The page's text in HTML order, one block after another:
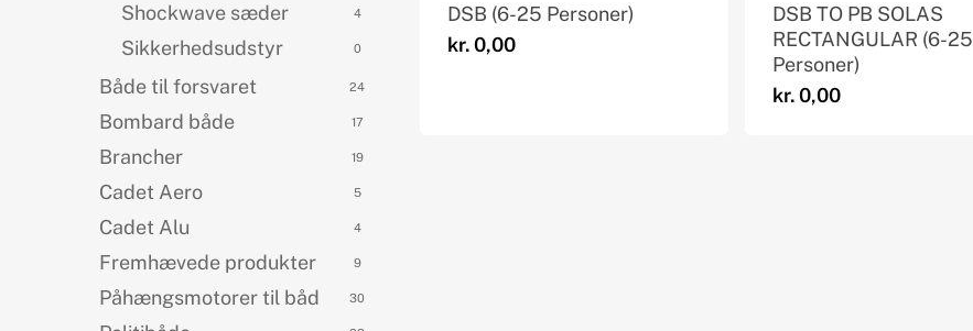
Shockwave sæder 4
Sikkerhedsudstyr 0
Både til forsvaret 24
Bombard både 17
Brancher 19
Cadet Aero 5
Cadet Alu 4
Fremhævede produkter 9
Påhængsmotorer til båd 30
DSB (6-25 Personer)
kr.0,00
DSB TO PB SOLAS
RECTANGULAR (6-25
Personer)
kr.0,00